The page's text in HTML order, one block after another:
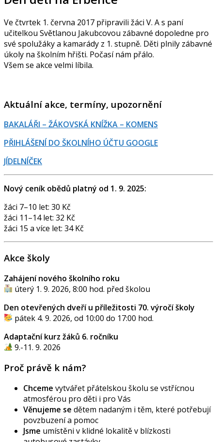
Ve čtvrtek 1. června 2017 připravili žáci V. A s paní
učitelkou Světlanou Jakubcovou zábavné dopoledne pro
své spolužáky a kamarády z 1. stupně. Děti plnily zábavné
úkoly na školním hřišti. Počasí nám přálo.
Všem se akce velmi líbila.
Aktuální akce, termíny, upozornění
BAKALÁŘI – ŽÁKOVSKÁ KNÍŽKA – KOMENS
PŘIHLÁŠENÍ DO ŠKOLNÍHO ÚČTU GOOGLE
JÍDELNÍČEK
Nový ceník obědů platný od 1. 9. 2025:
žáci 7–10 let: 30 Kč
žáci 11–14 let: 32 Kč
žáci 15 a více let: 34 Kč
Akce školy
Zahájení nového školního roku
úterý 1. 9. 2026, 8:00 hod. před školou
Den otevřených dveří u příležitosti 70. výročí školy
pátek 4. 9. 2026, od 10:00 do 17:00 hod.
Adaptační kurz žáků 6. ročníku
9.-11. 9. 2026
Proč právě k nám?
Chceme vytvářet přátelskou školu se vstřícnou
atmosférou pro děti i pro Vás
Věnujeme se dětem nadaným i těm, které potřebují
povzbuzení a pomoc
Jsme umístěni v klidné lokalitě v blízkosti